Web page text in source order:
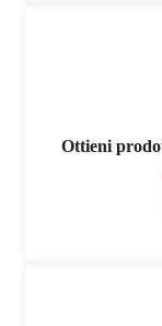
Ottieni